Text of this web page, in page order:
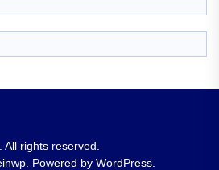
All rights reserved.
Powered by WordPress.